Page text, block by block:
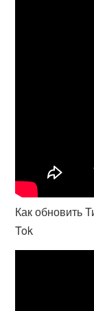
Как обновить
Tok